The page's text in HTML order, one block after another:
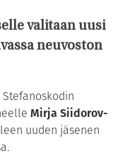
valitaan uusi
neuvoston
Mirja Siidorov-
uuden jäsenen